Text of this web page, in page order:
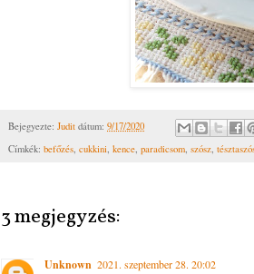
Bejegyezte: Judit dátum: 9/17/2020
Címkék: befőzés, cukkini, kence, paradicsom, szósz,
3 megjegyzés:
Unknown 2021. szeptember 28. 20:02